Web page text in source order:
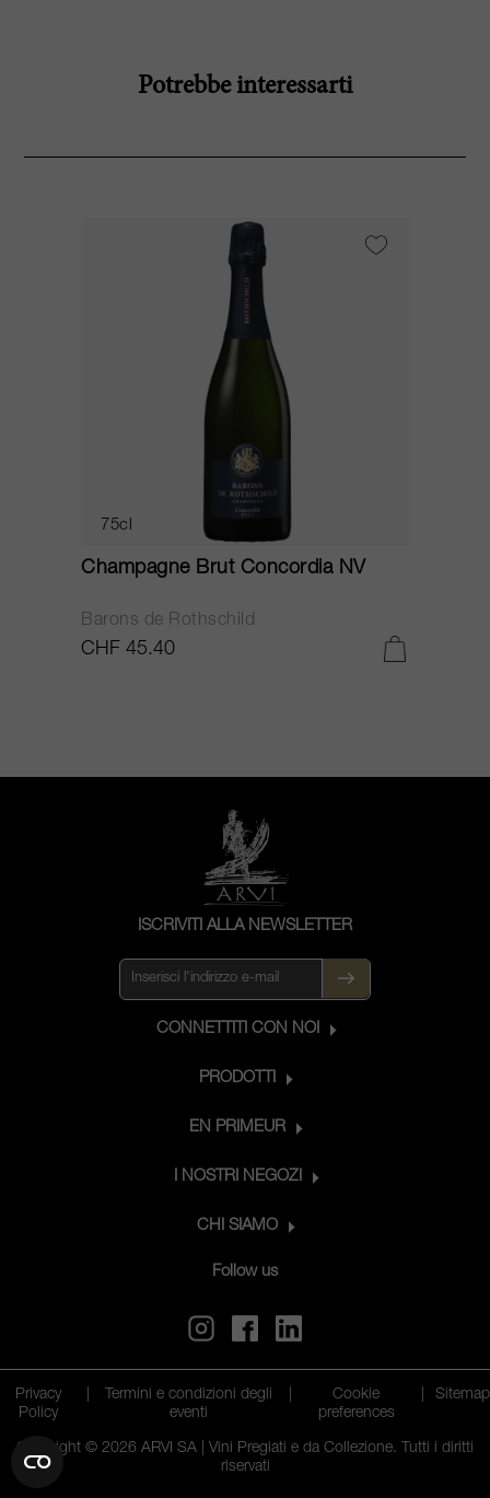
Potrebbe interessarti
75cl
Champagne Brut Concordia NV
Barons de Rothschild
CHF 45.40
ISCRIVITI ALLA NEWSLETTER
CONNETTITI CON NOI
PRODOTTI
EN PRIMEUR
I NOSTRI NEGOZI
CHI SIAMO
Follow us
Privacy
Policy
Termini e condizioni degli
eventi
Cookie
preferences
Sitemap
Copyright © 2026 ARVI SA | Vini Pregiati e da Collezione. Tutti i diritti
riservati